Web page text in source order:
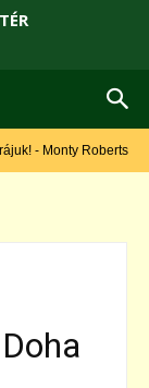
- Monty Roberts